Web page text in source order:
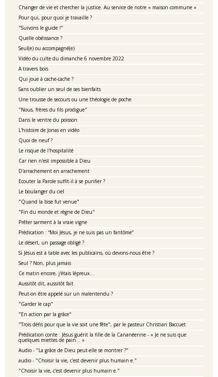
Changer de vie et chercher la justice. Au service de notre « maison commune »
Pour qui, pour quoi je travaille ?
"Suivons le guide !"
Quelle obéissance ?
Seul(e) ou accompagné(e)
Vidéo du culte du dimanche 6 novembre 2022
A travers bois
Qui joue à cache-cache ?
Sans oublier un seul de ses bienfaits
Une trousse de secours ou une théologie de poche
"Nous, frères du fils prodigue"
Dans le ventre du poisson
L'histoire de Jonas en vidéo
Quoi de neuf ?
Le risque de l'hospitalité
Car rien n'est impossible à Dieu
D'arrachement en arrachement
Ecouter la Parole suffit-il à se purifier ?
Le boulanger du ciel
"Quand la bise fut venue"
"Fin du monde et règne de Dieu"
Prêter sarment à la vraie vigne
Prédication : “Moi Jésus, je ne suis pas un fantôme”
Le désert, un passage obligé ?
Si Jésus est à table avec les publicains, où devons-nous être ?
Seul ? Non, plus jamais
Ce matin encore, j'étais lépreux...
Aussitôt dit, aussitôt fait
Peut-on être appelé sur un malentendu ?
"Garder le cap"
"En action par la grâce"
"Trois défis pour que la vie soit une fête", par le pasteur Christian Baccuet
Prédication conte : Jésus guérit la fille de la Cananéenne - « Je ne suis que
quelques miettes de pain… »
Audio - "La grâce de Dieu peut-elle se montrer ?"
audio - "Choisir la vie, c'est devenir plus humain·e."
"Choisir la vie, c'est devenir plus humain·e."